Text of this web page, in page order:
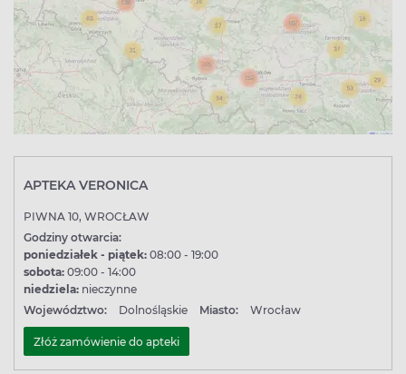
APTEKA VERONICA
PIWNA 10, WROCŁAW
Godziny otwarcia:
poniedziałek - piątek: 08:00 - 19:00
sobota: 09:00 - 14:00
niedziela: nieczynne
Województwo:
Dolnośląskie Miasto: Wrocław
Złóż zamówienie do apteki